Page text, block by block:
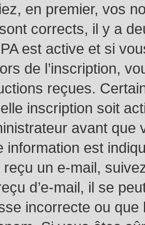
en premier, vos
sont corrects, il y a
est active et si
de l’inscription,
reçues.
inscription soit
avant
information est
reçu un e-mail,
d’e-mail, il se
incorrecte ou que